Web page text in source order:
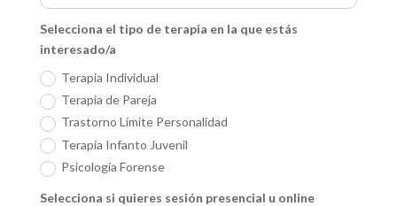
Selecciona el tipo de terapia en la que estás
interesado/a
Terapia Individual
Terapia de Pareja
Trastorno Límite Personalidad
Terapia Infanto Juvenil
Psicología Forense
Selecciona si quieres sesión presencial u online